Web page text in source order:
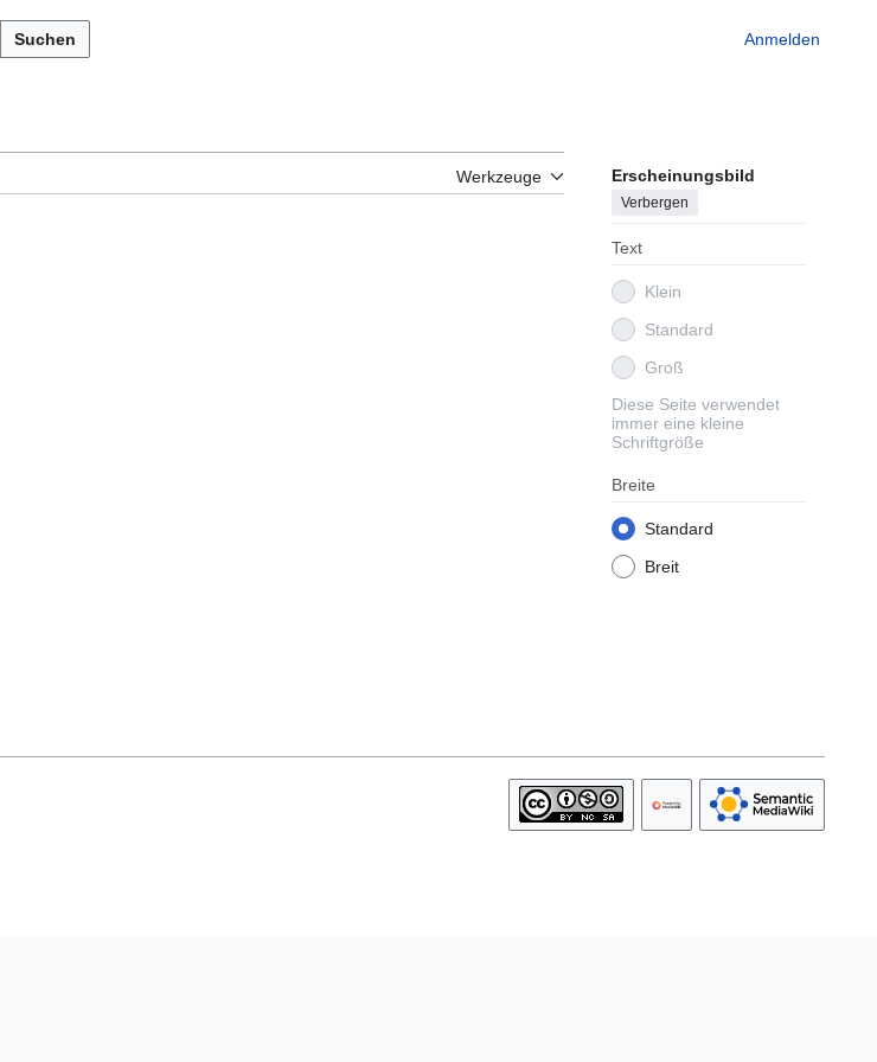
Suchen Anmelden
Werkzeuge Erscheinungsbild
Verbergen
Text
Klein
Standard
Groß
Diese Seite verwendet
immer eine kleine
Schriftgröße
Breite
Standard
Breit